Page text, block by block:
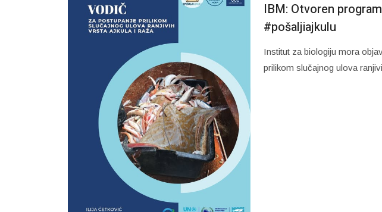
IBM: Otvoren
#pošaljiajkulu
Institut za biologiju mora
prilikom slučajnog ulova